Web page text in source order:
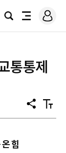
검
전
로
그
통통제
공
유
텍
스
힘